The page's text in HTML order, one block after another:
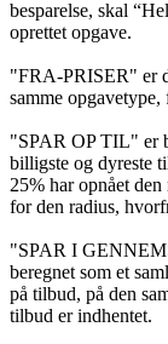
besparelse, skal
oprettet opgave.
"FRA-PRISER" er
samme
"SPAR OP TIL" er
billigste og dyreste
25% har opnået
for den radius,
"SPAR I
beregnet som et
på tilbud, på den
tilbud er indhentet.